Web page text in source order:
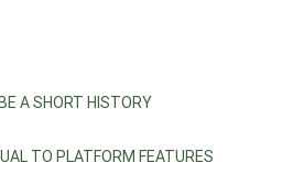
A SHORT HISTORY
TO PLATFORM FEATURES